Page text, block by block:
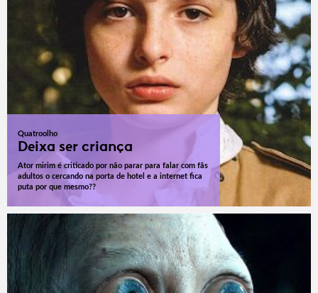
Quatroolho
Deixa ser criança
Ator mirim é criticado por não parar para falar com fãs
adultos o cercando na porta de hotel e a internet fica
puta por que mesmo??